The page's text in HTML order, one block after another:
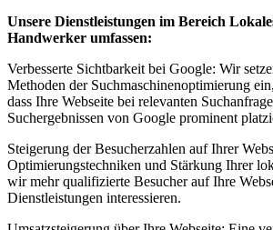
Unsere Dienstleistungen im Bereich
Handwerker umfassen:
Verbesserte Sichtbarkeit bei Google: Wir
Methoden der Suchmaschinenoptimierung
dass Ihre Webseite bei relevanten
Suchergebnissen von Google prominent
Steigerung der Besucherzahlen auf Ihrer
Optimierungstechniken und Stärkung Ihrer
wir mehr qualifizierte Besucher auf Ihre
Dienstleistungen interessieren.